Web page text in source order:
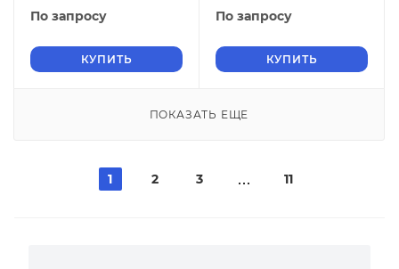
По запросу
КУПИТЬ
По запросу
КУПИТЬ
ПОКАЗАТЬ ЕЩЕ
1 2 3 11